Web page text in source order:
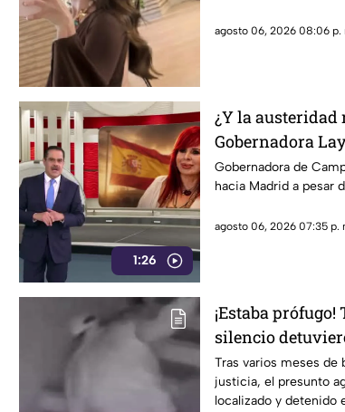
agosto 06, 2026 08:06 p.
1:26
¿Y la austeridad
Gobernadora
primera clase
Gobernadora de
hacia Madrid a pesar
agosto 06, 2026 07:35 p.
¡Estaba prófugo!
silencio
de Paula
Tras varios meses de
justicia, el presunto
localizado y detenido